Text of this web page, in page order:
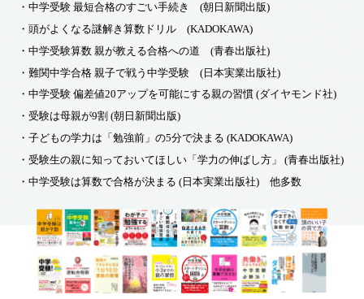
・中学受験 最短合格のすごい手続き (朝日新聞出版)
・頭がよくなる謎解き算数ドリル (KADOKAWA)
・中学受験算数 親が教える合格への道 (青春出版社)
・難関中学合格 親子で戦う中学受験 (日本実業出版社)
・中学受験 偏差値20アップを可能にする親の習慣 (ダイヤモンド社)
・受験は母親が9割 (朝日新聞出版)
・子どもの学力は「勉強前」の5分で決まる (KADOKAWA)
・受験生の親に知っておいてほしい「学力の伸ばし方」 (青春出版社)
・中学受験は算数で合格が決まる (日本実業出版社) 他多数